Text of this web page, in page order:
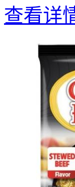
查看详